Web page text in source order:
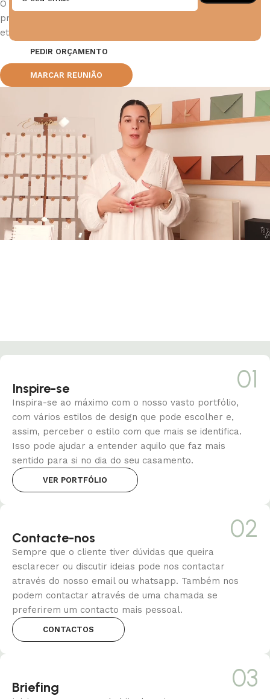
O importante é que o cliente tenha em atenção que os
prazos de entrega diferenciam mediante o tempo de cada
etapa.
PEDIR ORÇAMENTO
MARCAR REUNIÃO
01
Inspire-se
Inspira-se ao máximo com o nosso vasto portfólio,
com vários estilos de design que pode escolher e,
assim, perceber o estilo com que mais se identifica.
Isso pode ajudar a entender aquilo que faz mais
sentido para si no dia do seu casamento.
VER PORTFÓLIO
02
Contacte-nos
Sempre que o cliente tiver dúvidas que queira
esclarecer ou discutir ideias pode nos contactar
através do nosso email ou whatsapp. Também nos
podem contactar através de uma chamada se
preferirem um contacto mais pessoal.
CONTACTOS
03
Briefing